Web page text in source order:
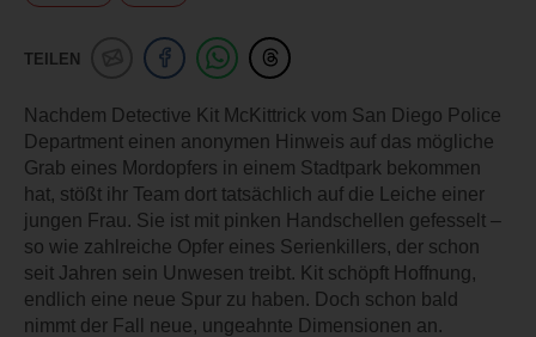
TEILEN
Nachdem Detective Kit McKittrick vom San Diego Police
Department einen anonymen Hinweis auf das mögliche
Grab eines Mordopfers in einem Stadtpark bekommen
hat, stößt ihr Team dort tatsächlich auf die Leiche einer
jungen Frau. Sie ist mit pinken Handschellen gefesselt –
so wie zahlreiche Opfer eines Serienkillers, der schon
seit Jahren sein Unwesen treibt. Kit schöpft Hoffnung,
endlich eine neue Spur zu haben. Doch schon bald
nimmt der Fall neue, ungeahnte Dimensionen an.